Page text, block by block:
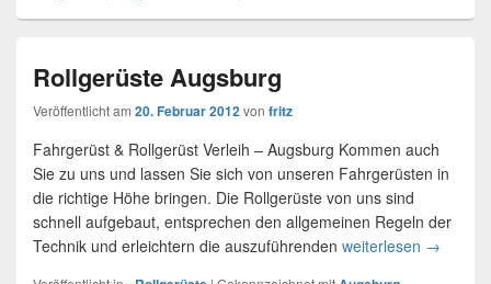
Rollgerüste Augsburg
Veröffentlicht am 20. Februar 2012von fritz
Fahrgerüst & Rollgerüst Verleih – Augsburg Kommen auch
Sie zu uns und lassen Sie sich von unseren Fahrgerüsten in
die richtige Höhe bringen. Die Rollgerüste von uns sind
schnell aufgebaut, entsprechen den allgemeinen Regeln der
Technik und erleichtern die auszuführenden weiterlesen →